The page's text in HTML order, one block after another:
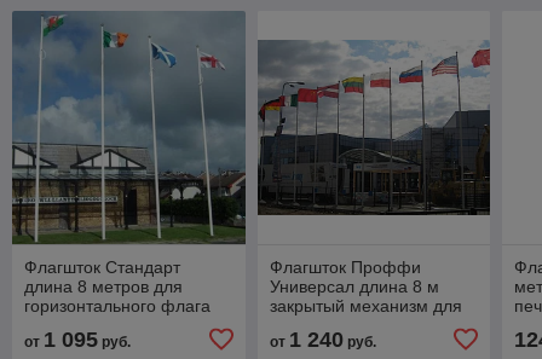
Флагшток Стандарт
длина 8 метров для
горизонтального флага
от 1 095 руб.
Флагшток Проффи
Универсал длина 8 м
закрытый механизм для
от 1 240руб.